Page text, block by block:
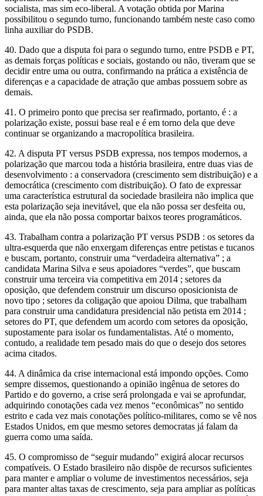
socialista, mas sim eco-liberal. A votação obtida por Marina
possibilitou o segundo turno, funcionando também neste caso como
linha auxiliar do PSDB.
40. Dado que a disputa foi para o segundo turno, entre PSDB e PT,
as demais forças políticas e sociais, gostando ou não, tiveram que se
decidir entre uma ou outra, confirmando na prática a existência de
diferenças e a capacidade de atração que ambas possuem sobre as
demais.
41. O primeiro ponto que precisa ser reafirmado, portanto, é : a
polarização existe, possui base real e é em torno dela que deve
continuar se organizando a macropolítica brasileira.
42. A disputa PT versus PSDB expressa, nos tempos modernos, a
polarização que marcou toda a história brasileira, entre duas vias de
desenvolvimento : a conservadora (crescimento sem distribuição) e a
democrática (crescimento com distribuição). O fato de expressar
uma característica estrutural da sociedade brasileira não implica que
esta polarização seja inevitável, que ela não possa ser desfeita ou,
ainda, que ela não possa comportar baixos teores programáticos.
43. Trabalham contra a polarização PT versus PSDB : os setores da
ultra-esquerda que não enxergam diferenças entre petistas e tucanos
e buscam, portanto, construir uma “verdadeira alternativa” ; a
candidata Marina Silva e seus apoiadores “verdes”, que buscam
construir uma terceira via competitiva em 2014 ; setores da
oposição, que defendem construir um discurso oposicionista de
novo tipo ; setores da coligação que apoiou Dilma, que trabalham
para construir uma candidatura presidencial não petista em 2014 ;
setores do PT, que defendem um acordo com setores da oposição,
supostamente para isolar os fundamentalistas. Até o momento,
contudo, a realidade tem pesado mais do que o desejo dos setores
acima citados.
44. A dinâmica da crise internacional está impondo opções. Como
sempre dissemos, questionando a opinião ingênua de setores do
Partido e do governo, a crise será prolongada e vai se aprofundar,
adquirindo conotações cada vez menos “econômicas” no sentido
estrito e cada vez mais conotações político-militares, como se vê nos
Estados Unidos, em que mesmo setores democratas já falam da
guerra como uma saída.
45. O compromisso de “seguir mudando” exigirá alocar recursos
compatíveis. O Estado brasileiro não dispõe de recursos suficientes
para manter e ampliar o volume de investimentos necessários, seja
para manter altas taxas de crescimento, seja para ampliar as políticas